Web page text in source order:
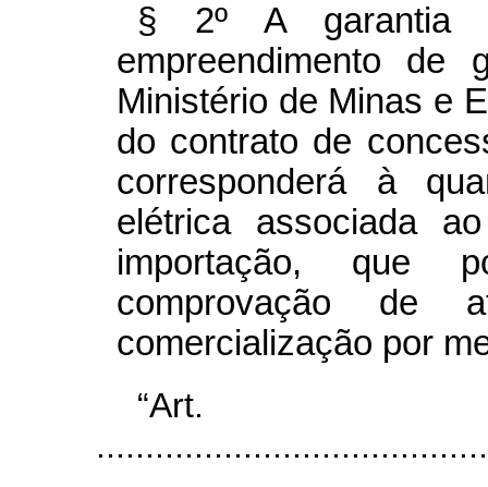
§ 2º A garantia
empreendimento de
Ministério de Minas e
do contrato de
corresponderá à
elétrica associada
importação, que
comprovação de
comercialização por